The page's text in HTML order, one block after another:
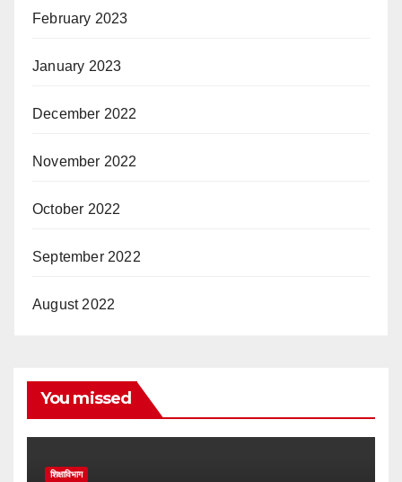
February 2023
January 2023
December 2022
November 2022
October 2022
September 2022
August 2022
You missed
शिक्षाविभाग